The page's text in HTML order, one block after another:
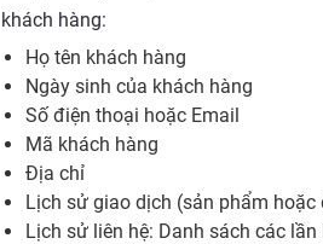
khách hàng:
Họ tên khách hàng
Ngày sinh của khách hàng
Số điện thoại hoặc Email
Mã khách hàng
Địa chỉ
Lịch sử giao dịch (sản phẩm
Lịch sử liên hệ: Danh sách các